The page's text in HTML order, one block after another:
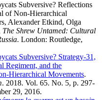
Subversive? Reflections
of Non-Hierarchical
Alexander Etkind, Olga
The Shrew Untamed: Cultural
. London: Routledge,
Subversive? Strategy-31,
Regiment, and the
Hierarchical Movements.
. 2018. Vol. 65. No. 5, p. 297-
29, 2016.